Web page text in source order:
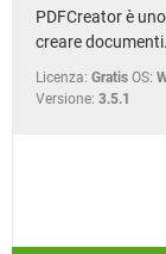
PDFCreator è
creare
Licenza: Gratis OS:
Versione: 3.5.1